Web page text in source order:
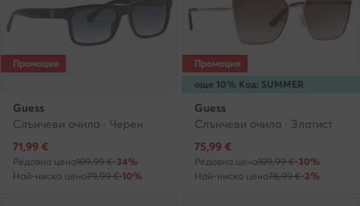
Промоция
Guess
Слънчеви очила · Черен
Актуална цена
71,99 €
Редовна цена109,99 €-34%
Най-ниска цена79,99 €-10%
още 10% Код: SUMMER
Промоция
Guess
Слънчеви очила · Златист
Актуална цена
75,99 €
Редовна цена109,99 €-30%
Най-ниска цена78,99 €-3%